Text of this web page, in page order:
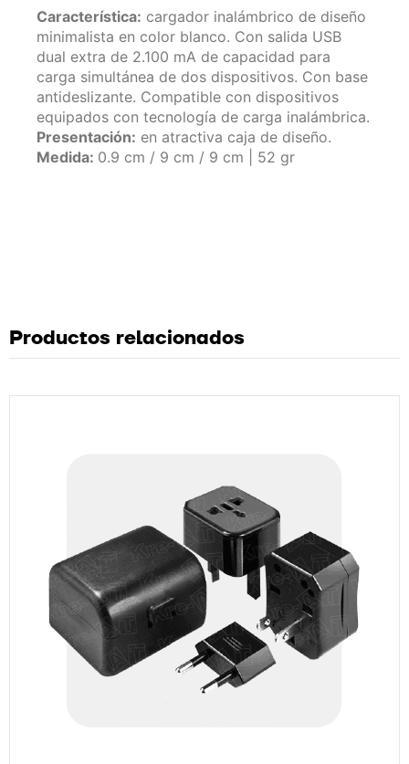
Característica: cargador inalámbrico de diseño
minimalista en color blanco. Con salida USB
dual extra de 2.100 mA de capacidad para
carga simultánea de dos dispositivos. Con base
antideslizante. Compatible con dispositivos
equipados con tecnología de carga inalámbrica.
Presentación: en atractiva caja de diseño.
Medida: 0.9 cm / 9 cm / 9 cm | 52 gr
Productos relacionados